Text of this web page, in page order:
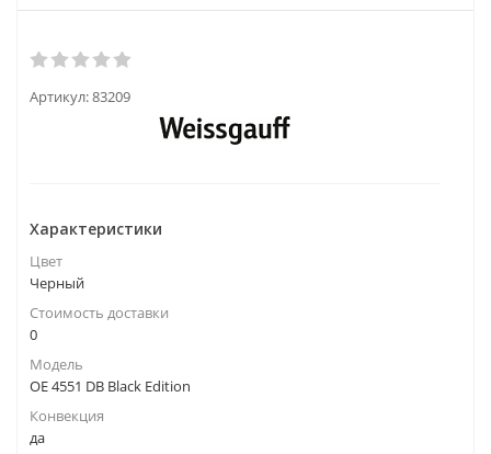
Артикул:83209
Характеристики
Цвет
Черный
Стоимость доставки
0
Модель
OE 4551 DB Black Edition
Конвекция
да